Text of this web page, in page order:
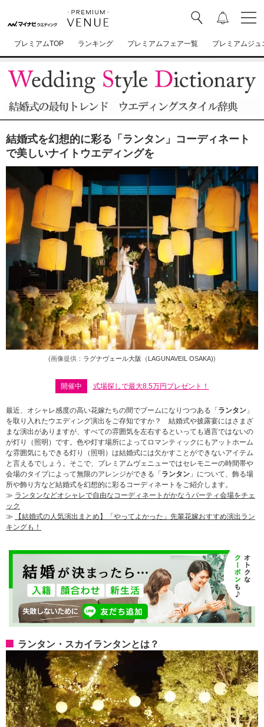
プレミアムTOP ランキング プレミアムフェア一覧 プレミアムジュ
結婚式を幻想的に彩る「ランタン」コーディネート
で美しいナイトウエディングを
(画像提供： ラグナヴェール大阪（LAGUNAVEIL OSAKA))
開催中 式場探しで最大8.5万円プレゼント！
最近、オシャレ感度の高い花嫁たちの間でブームになりつつある「ランタン 」
を取り入れたウエディング演出をご存知ですか？ 結婚式や披露宴にはさまざ
まな演出がありますが、すべての雰囲気を左右するといっても過言ではないの
が灯り（照明）です。色や灯す場所によってロマンティックにもアットホーム
な雰囲気にもできる灯り（照明）は結婚式には欠かすことができないアイテム
と言えるでしょう。そこで、プレミアムヴェニューではセレモニーの時間帯や
会場のタイプによって無限のアレンジができる「ランタン 」について、飾る場
所や飾り方など結婚式を幻想的に彩るコーディネートをご紹介します。
≫ ランタンなどオシャレで自由なコーディネートがかなうパーティ会場をチェ
ック
≫
【結婚式の人気演出まとめ】「やってよかった」先輩花嫁おすすめ演出ラン
キングも！
ランタン・スカイランタンとは？